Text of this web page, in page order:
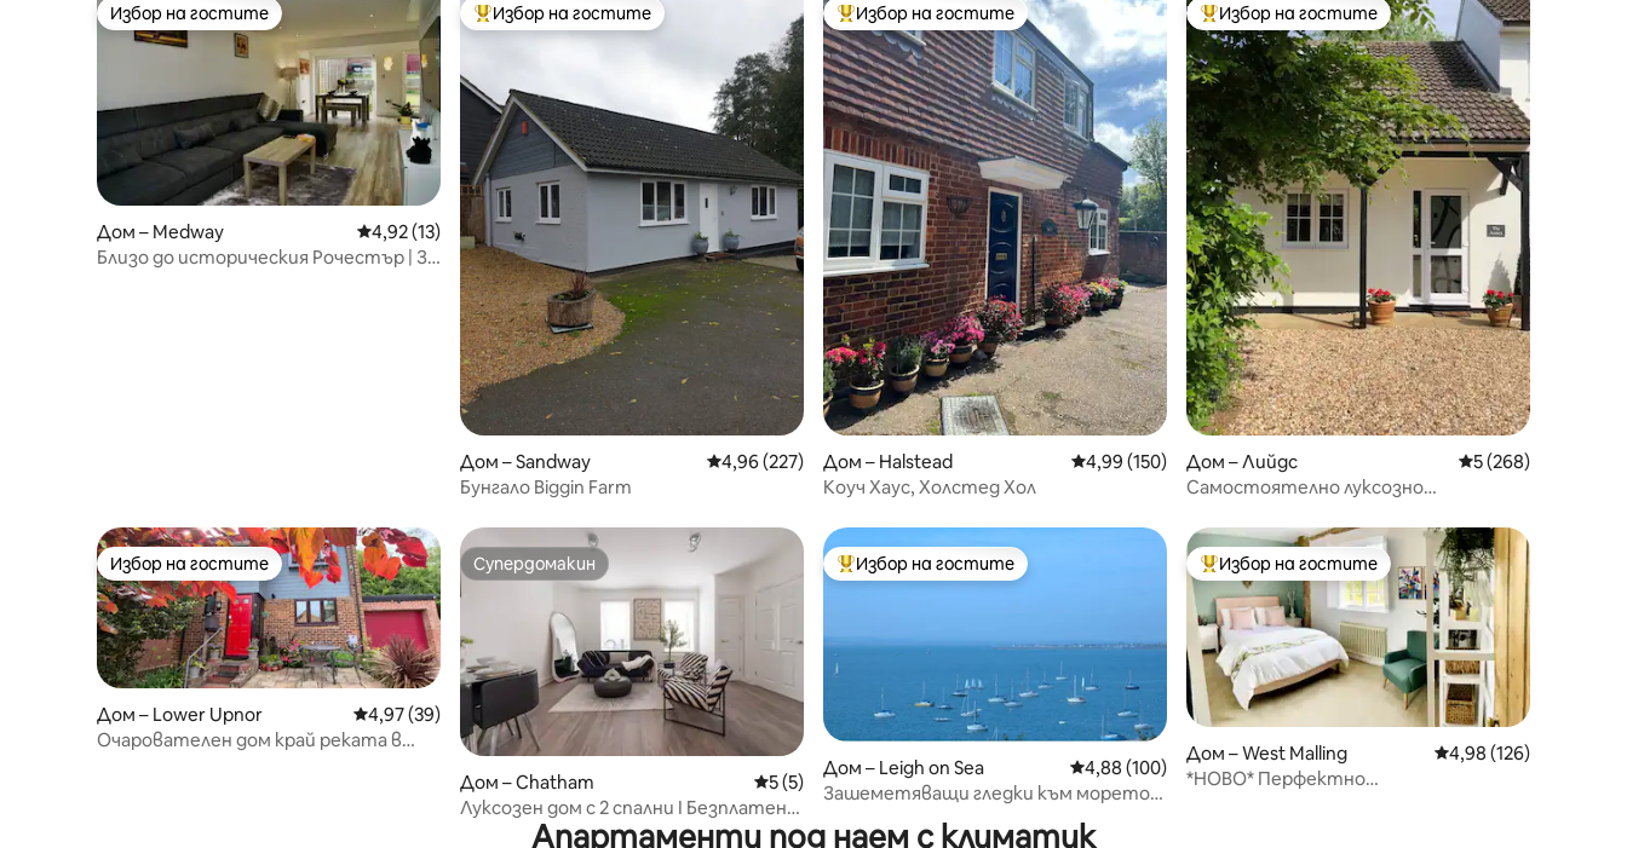
Избор на гостите
Избор на гостите
Дом – Medway Средна оценка: 4,92 от 5, 13 отзива
4,92 (13)
Близо до историческия Рочестър | За
Най-популярен избор на гостите
Избор на гостите
Дом – Sandway Средна оценка: 4,96 от 5, 227 отзива
4,96 (227)
Бунгало Biggin Farm
Най-популярен избор на гостите
Избор на гостите
Дом – Halstead Средна оценка: 4,99 от 5, 150 отзива
4,99 (150)
Коуч Хаус, Холстед Хол
Най-популярен избор на гостите
Избор на гостите
Дом – Лийдс Средна оценка: 5
5 (268)
Самостоятелно луксозно
Избор на гостите
Избор на гостите
Дом – Lower Upnor Средна оценка: 4,97 от 5, 39 отзива
4,97 (39)
Очарователен дом край реката в
Супердомакин
Супердомакин
Дом – Chatham Средна оценка: 5 от 5, 5 отзива
5 (5)
Луксозен дом с 2 спални I Безплатен
паркинг I Близо до Chatham Dock
Най-популярен избор на гостите
Избор на гостите
Дом – Leigh on Sea Средна оценка: 4,88 от 5, 100 отзива
4,88 (100)
Зашеметяващи гледки към морето.
хранене
Най-популярен избор на гостите
Избор на гостите
Дом – West Malling Средна оценка: 4,98
4,98 (126)
*НОВО* Перфектно
Апартаменти под наем с климатик